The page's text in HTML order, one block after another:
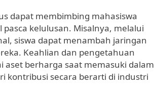
dapat membimbing mahasiswa
kelulusan. Misalnya, melalui
siswa dapat menambah jaringan
Keahlian dan pengetahuan
aset berharga saat memasuki dalam
kontribusi secara berarti di industri